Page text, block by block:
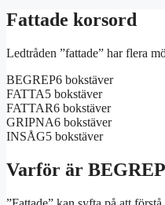
Fattade korsord
Ledtråden ”fattade” har flera
BEGREP6 bokstäver
FATTA5 bokstäver
FATTAR6 bokstäver
GRIPNA6 bokstäver
INSÅG5 bokstäver
Varför är